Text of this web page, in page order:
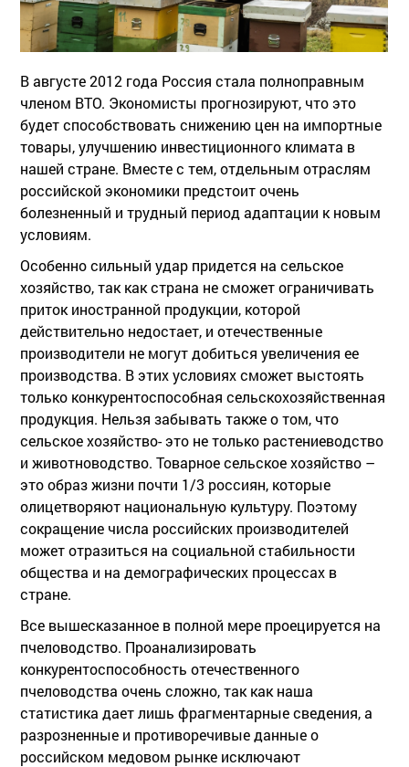
В августе 2012 года Россия стала полноправным
членом ВТО. Экономисты прогнозируют, что это
будет способствовать снижению цен на импортные
товары, улучшению инвестиционного климата в
нашей стране. Вместе с тем, отдельным отраслям
российской экономики предстоит очень
болезненный и трудный период адаптации к новым
условиям.
Особенно сильный удар придется на сельское
хозяйство, так как страна не сможет ограничивать
приток иностранной продукции, которой
действительно недостает, и отечественные
производители не могут добиться увеличения ее
производства. В этих условиях сможет выстоять
только конкурентоспособная сельскохозяйственная
продукция. Нельзя забывать также о том, что
сельское хозяйство- это не только растениеводство
и животноводство. Товарное сельское хозяйство –
это образ жизни почти 1/3 россиян, которые
олицетворяют национальную культуру. Поэтому
сокращение числа российских производителей
может отразиться на социальной стабильности
общества и на демографических процессах в
стране.
Все вышесказанное в полной мере проецируется на
пчеловодство. Проанализировать
конкурентоспособность отечественного
пчеловодства очень сложно, так как наша
статистика дает лишь фрагментарные сведения, а
разрозненные и противоречивые данные о
российском медовом рынке исключают